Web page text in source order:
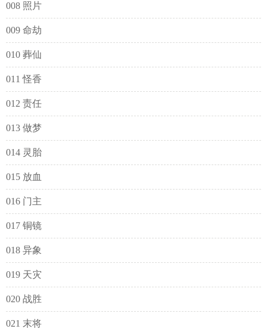
008 照片
009 命劫
010 葬仙
011 怪香
012 责任
013 做梦
014 灵胎
015 放血
016 门主
017 铜镜
018 异象
019 天灾
020 战胜
021 末将